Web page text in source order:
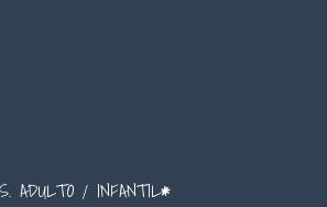
ADULTO / INFANTIL*